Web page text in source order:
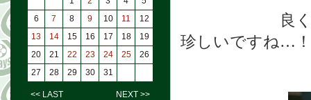
良
珍しいですね…
6
7 8 9 10 11
12
13
14 15 16 17 18
19
20
21 22 23 24 25
26
27
28 29 30 31
<< LAST NEXT >>